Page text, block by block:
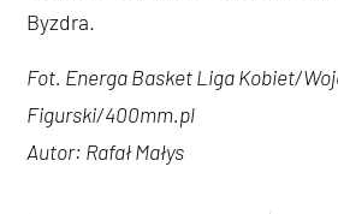
Byzdra.
Fot. Energa Basket Liga Kobiet/
Figurski/400mm.pl
Autor: Rafał Małys